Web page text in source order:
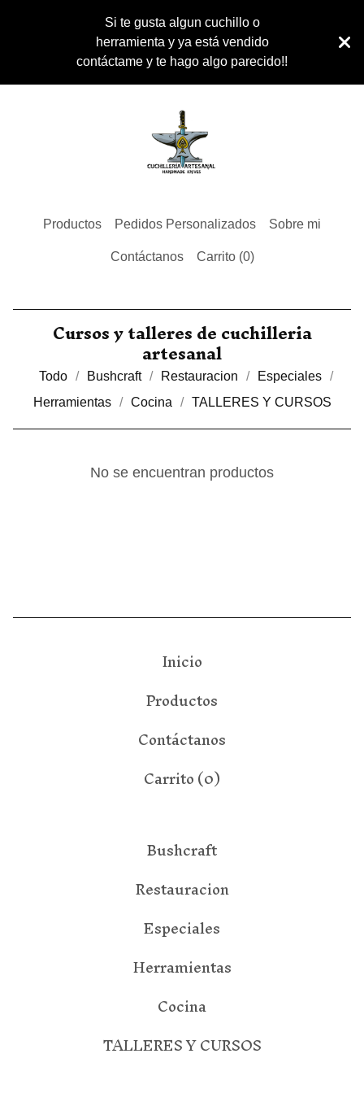
Si te gusta algun cuchillo o
herramienta y ya está vendido
contáctame y te hago algo parecido!!
Productos Pedidos Personalizados Sobre mi
Contáctanos Carrito (0)
Cursos y talleres de cuchilleria
artesanal
Todo Bushcraft Restauracion
Especiales
Herramientas
Cocina TALLERES Y CURSOS
No se encuentran productos
Inicio
Productos
Contáctanos
Carrito (0)
Bushcraft
Restauracion
Especiales
Herramientas
Cocina
TALLERES Y CURSOS